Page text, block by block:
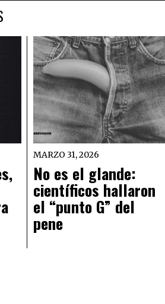
MARZO 31, 2026
No es el glande:
científicos hallaron
el “punto G” del
pene